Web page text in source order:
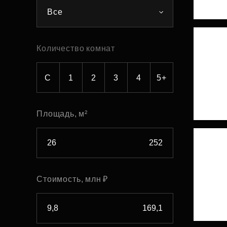
Рефинансирование
Все
Количество комнат
С 1 2 3 4 5+
Площадь, м²
Стоимость, млн ₽